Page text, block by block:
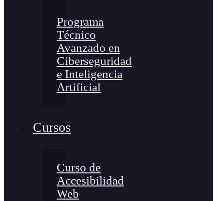
Programa
Técnico
Avanzado en
Ciberseguridad
e Inteligencia
Artificial
Cursos
Curso de
Accesibilidad
Web